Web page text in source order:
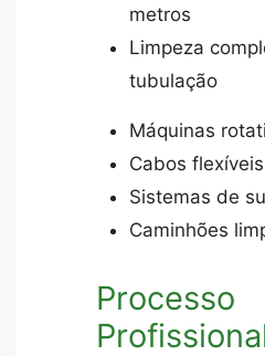
metros
Limpeza
tubulação
Máquinas
Cabos
Sistemas de
Caminhões
Processo